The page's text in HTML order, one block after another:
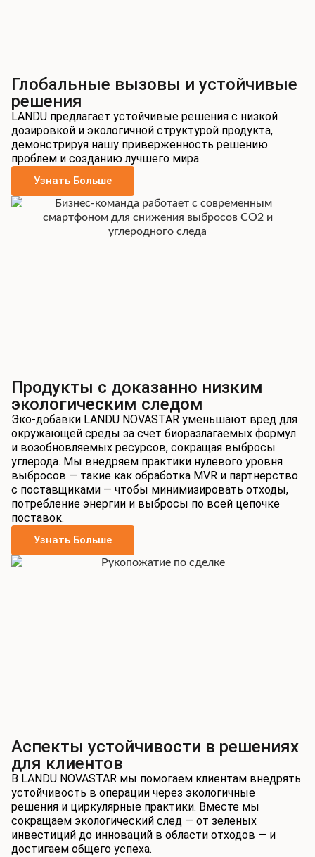
Глобальные вызовы и устойчивые
решения
LANDU предлагает устойчивые решения с низкой
дозировкой и экологичной структурой продукта,
демонстрируя нашу приверженность решению
проблем и созданию лучшего мира.
Узнать Больше
Продукты с доказанно низким
экологическим следом
Эко-добавки LANDU NOVASTAR уменьшают вред для
окружающей среды за счет биоразлагаемых формул
и возобновляемых ресурсов, сокращая выбросы
углерода. Мы внедряем практики нулевого уровня
выбросов — такие как обработка MVR и партнерство
с поставщиками — чтобы минимизировать отходы,
потребление энергии и выбросы по всей цепочке
поставок.
Узнать Больше
Аспекты устойчивости в решениях
для клиентов
В LANDU NOVASTAR мы помогаем клиентам внедрять
устойчивость в операции через экологичные
решения и циркулярные практики. Вместе мы
сокращаем экологический след — от зеленых
инвестиций до инноваций в области отходов — и
достигаем общего успеха.